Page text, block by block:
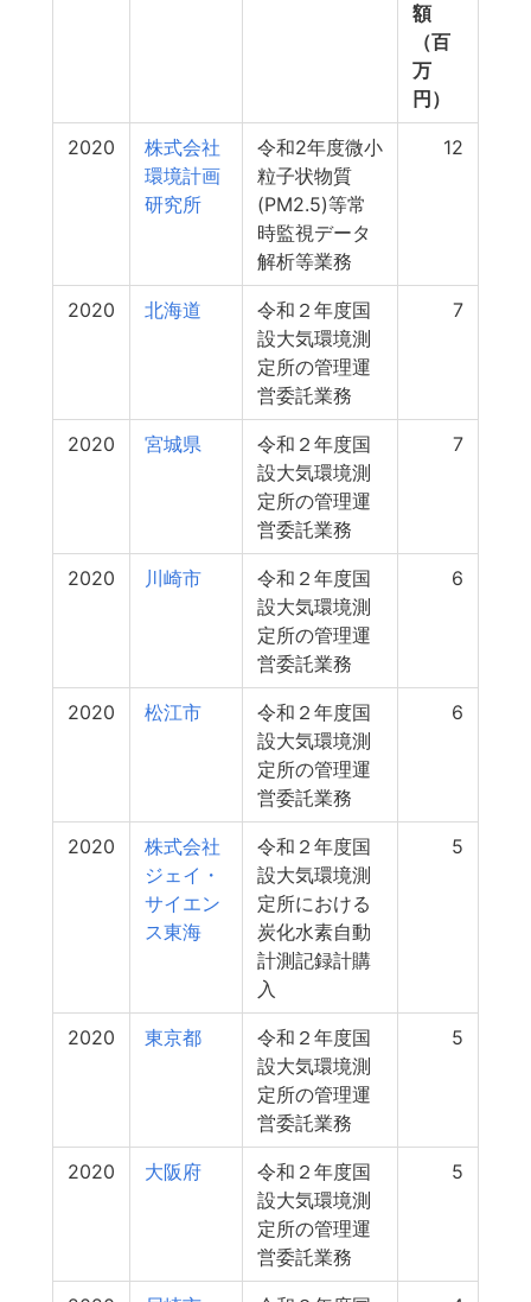
額
（百
万
円）
2020
株式会社
環境計画
研究所
令和2年度微小
粒子状物質
(PM2.5)等常
時監視データ
解析等業務
12
2020 北海道
令和２年度国
設大気環境測
定所の管理運
営委託業務
7
2020 宮城県
令和２年度国
設大気環境測
定所の管理運
営委託業務
7
2020 川崎市
令和２年度国
設大気環境測
定所の管理運
営委託業務
6
2020 松江市
令和２年度国
設大気環境測
定所の管理運
営委託業務
6
2020
株式会社
ジェイ・
サイエン
ス東海
令和２年度国
設大気環境測
定所における
炭化水素自動
計測記録計購
入
5
2020 東京都
令和２年度国
設大気環境測
定所の管理運
営委託業務
5
2020 大阪府
令和２年度国
設大気環境測
定所の管理運
営委託業務
5